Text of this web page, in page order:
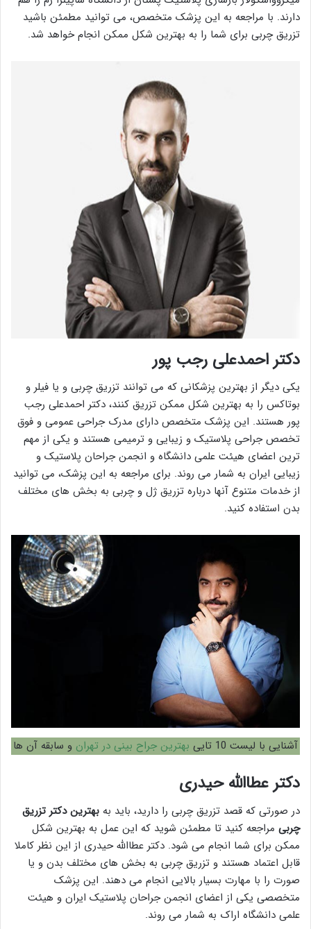
دارند. با مراجعه به این پزشک متخصص، می توانید مطمئن باشید
تزریق چربی برای شما را به بهترین شکل ممکن انجام خواهد شد.
دکتر احمدعلی رجب پور
یکی دیگر از بهترین پزشکانی که می توانند تزریق چربی و یا فیلر و
بوتاکس را به بهترین شکل ممکن تزریق کنند، دکتر احمدعلی رجب
پور هستند. این پزشک متخصص دارای مدرک جراحی عمومی و فوق
تخصص جراحی پلاستیک و زیبایی و ترمیمی هستند و یکی از مهم
ترین اعضای هیئت علمی دانشگاه و انجمن جراحان پلاستیک و
زیبایی ایران به شمار می روند. برای مراجعه به این پزشک، می توانید
از خدمات متنوع آنها درباره تزریق ژل و چربی به بخش های مختلف
بدن استفاده کنید.
آشنایی با لیست 10 تایی بهترین جراح بینی در تهران و سابقه آن ها
دکتر عطاالله حیدری
در صورتی که قصد تزریق چربی را دارید، باید به بهترین دکتر تزریق
چربی مراجعه کنید تا مطمئن شوید که این عمل به بهترین شکل
ممکن برای شما انجام می شود. دکتر عطاالله حیدری از این نظر کاملا
قابل اعتماد هستند و تزریق چربی به بخش های مختلف بدن و یا
صورت را با مهارت بسیار بالایی انجام می دهند. این پزشک
متخصصی یکی از اعضای انجمن جراحان پلاستیک ایران و هیئت
علمی دانشگاه اراک به شمار می روند.